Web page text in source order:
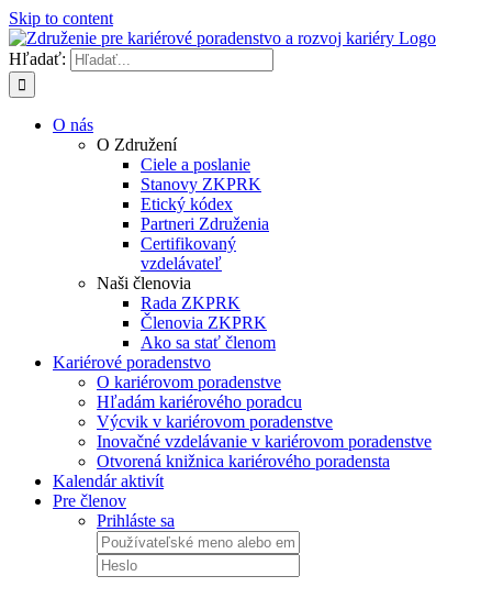
Skip to content
Hľadať:
O nás
O Združení
Ciele a poslanie
Stanovy ZKPRK
Etický kódex
Partneri Združenia
Certifikovaný
vzdelávateľ
Naši členovia
Rada ZKPRK
Členovia ZKPRK
Ako sa stať členom
Kariérové poradenstvo
O kariérovom poradenstve
Hľadám kariérového poradcu
Výcvik v kariérovom poradenstve
Inovačné vzdelávanie v kariérovom poradenstve
Otvorená knižnica kariérového poradensta
Kalendár aktivít
Pre členov
Prihláste sa